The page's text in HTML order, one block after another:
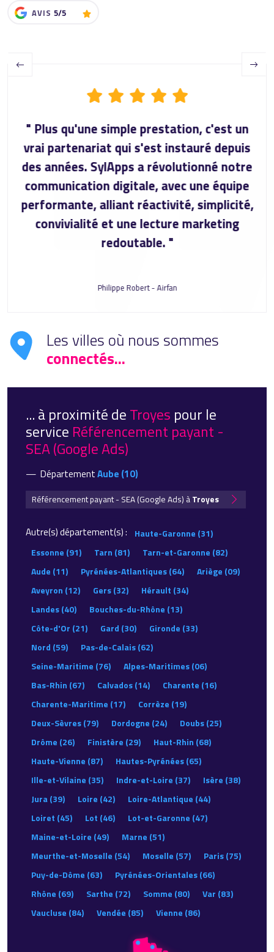
AVIS 5/5
" Plus qu'une simple prestation, c'est un
vrai partenariat qui s'est instauré depuis
des années. SylApps a révolutionné notre
communication digitale, avec une équipe
performante, alliant réactivité, simplicité,
convivialité et une lecture marketing
redoutable. "
Philippe Robert - Airfan
Les villes où nous sommes
connectés...
... à proximité deTroyes pour le
service Référencement payant -
SEA (Google Ads)
DépartementAube (10)
Référencement payant - SEA (Google Ads) à Troyes
Autre(s) département(s) :
Haute-Garonne (31)
Essonne (91)
Tarn (81)
Tarn-et-Garonne (82)
Aude (11)
Pyrénées-Atlantiques (64)
Ariège (09)
Aveyron (12)
Gers (32)
Hérault (34)
Landes (40)
Bouches-du-Rhône (13)
Côte-d'Or (21)
Gard (30)
Gironde (33)
Nord (59)
Pas-de-Calais (62)
Seine-Maritime (76)
Alpes-Maritimes (06)
Bas-Rhin (67)
Calvados (14)
Charente (16)
Charente-Maritime (17)
Corrèze (19)
Deux-Sèvres (79)
Dordogne (24)
Doubs (25)
Drôme (26)
Finistère (29)
Haut-Rhin (68)
Haute-Vienne (87)
Hautes-Pyrénées (65)
Ille-et-Vilaine (35)
Indre-et-Loire (37)
Isère (38)
Jura (39)
Loire (42)
Loire-Atlantique (44)
Loiret (45)
Lot (46)
Lot-et-Garonne (47)
Maine-et-Loire (49)
Marne (51)
Meurthe-et-Moselle (54)
Moselle (57)
Paris (75)
Puy-de-Dôme (63)
Pyrénées-Orientales (66)
Rhône (69)
Sarthe (72) Somme (80)
Var (83)
Vaucluse (84)
Vendée (85) Vienne (86)